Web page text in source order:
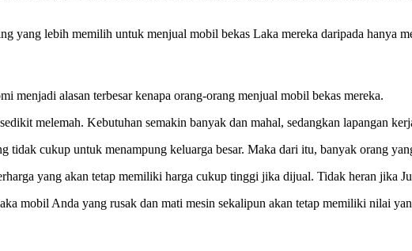
yang lebih memilih untuk menjual mobil bekas Laka mereka daripada hanya
menjadi alasan terbesar kenapa orang-orang menjual mobil bekas mereka.
melemah. Kebutuhan semakin banyak dan mahal, sedangkan lapangan
tidak cukup untuk menampung keluarga besar. Maka dari itu, banyak orang
yang akan tetap memiliki harga cukup tinggi jika dijual. Tidak heran jika
mobil Anda yang rusak dan mati mesin sekalipun akan tetap memiliki nilai